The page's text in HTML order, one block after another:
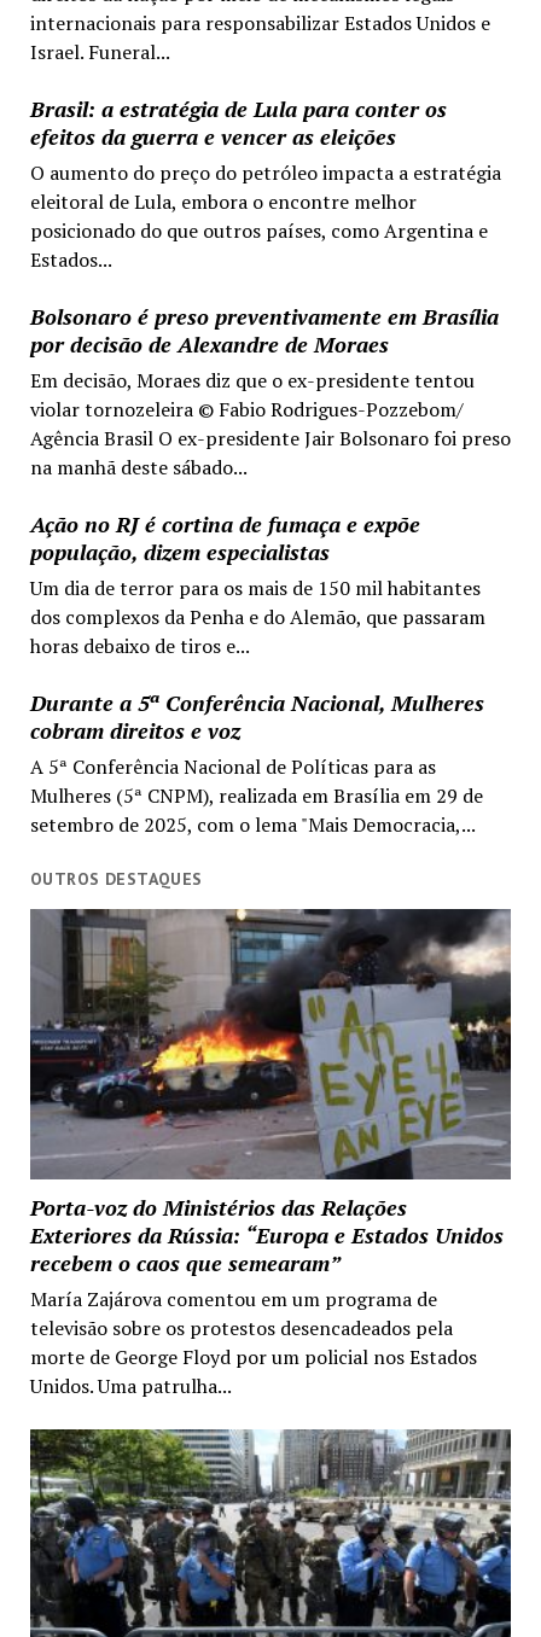
internacionais para responsabilizar Estados Unidos e
Israel. Funeral...
Brasil: a estratégia de Lula para conter os
efeitos da guerra e vencer as eleições
O aumento do preço do petróleo impacta a estratégia
eleitoral de Lula, embora o encontre melhor
posicionado do que outros países, como Argentina e
Estados...
Bolsonaro é preso preventivamente em Brasília
por decisão de Alexandre de Moraes
Em decisão, Moraes diz que o ex-presidente tentou
violar tornozeleira © Fabio Rodrigues-Pozzebom/
Agência Brasil O ex-presidente Jair Bolsonaro foi preso
na manhã deste sábado...
Ação no RJ é cortina de fumaça e expõe
população, dizem especialistas
Um dia de terror para os mais de 150 mil habitantes
dos complexos da Penha e do Alemão, que passaram
horas debaixo de tiros e...
Durante a 5ª Conferência Nacional, Mulheres
cobram direitos e voz
A 5ª Conferência Nacional de Políticas para as
Mulheres (5ª CNPM), realizada em Brasília em 29 de
setembro de 2025, com o lema "Mais Democracia,...
OUTROS DESTAQUES
Porta-voz do Ministérios das Relações
Exteriores da Rússia: “Europa e Estados Unidos
recebem o caos que semearam”
María Zajárova comentou em um programa de
televisão sobre os protestos desencadeados pela
morte de George Floyd por um policial nos Estados
Unidos. Uma patrulha...